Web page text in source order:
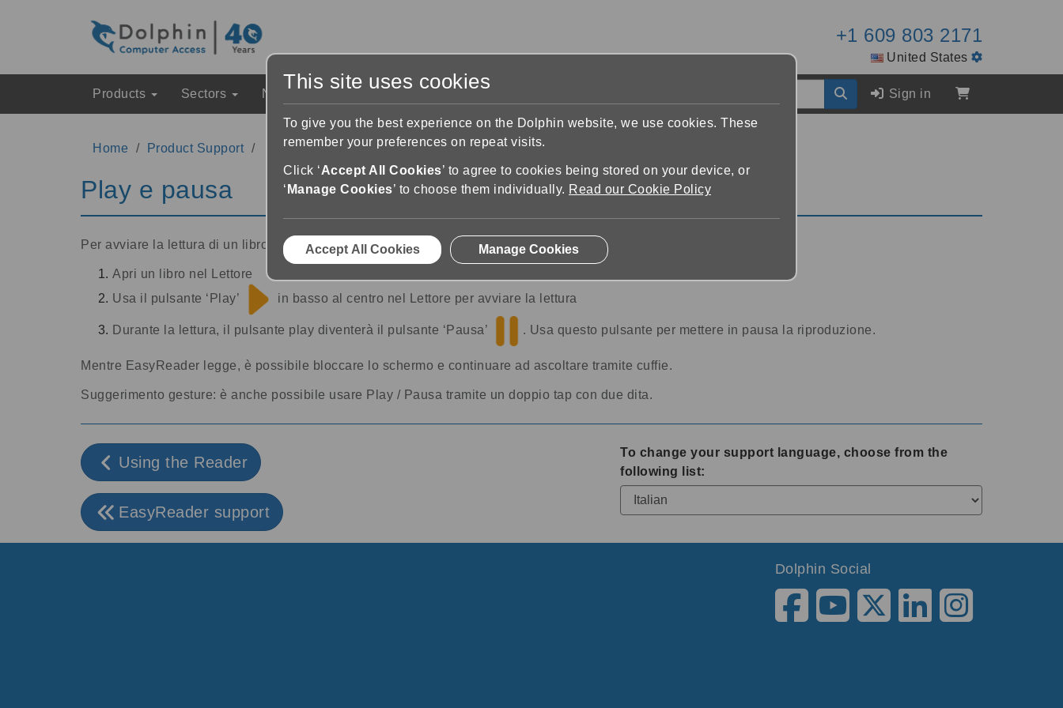
+1 609 803 2171
United States
Products Sectors News & Events Sign in
Home Product Support EasyReader Support Using the Reader Play e pausa
Play e pausa
Per avviare la lettura di un libro:
Apri un libro nel Lettore
Usa il pulsante ‘Play’
in basso al centro nel Lettore per avviare la lettura
Durante la lettura, il pulsante play diventerà il pulsante ‘Pausa’ . Usa questo pulsante per mettere in pausa la riproduzione.
Mentre EasyReader legge, è possibile bloccare lo schermo e continuare ad ascoltare tramite cuffie.
Suggerimento gesture: è anche possibile usare Play / Pausa tramite un doppio tap con due dita.
Using the Reader
EasyReader support
To change your support language, choose from the
following list:
Dolphin Social
This site uses cookies
To give you the best experience on the Dolphin website, we use cookies. These
remember your preferences on repeat visits.
Click ‘Accept All Cookies’ to agree to cookies being stored on your device, or
‘ Manage Cookies’ to choose them individually. Read our Cookie Policy
Accept All Cookies Manage Cookies